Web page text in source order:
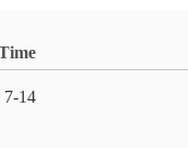
7-14 Day